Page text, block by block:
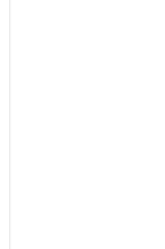
nedir? Ne anlama gelir?